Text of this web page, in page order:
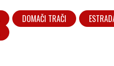
DOMAČI TRAČI